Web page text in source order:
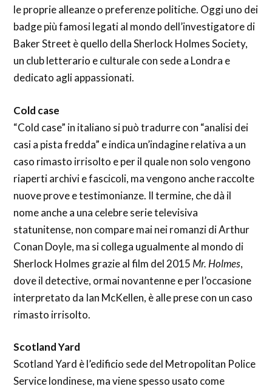
le proprie alleanze o preferenze politiche. Oggi uno dei
badge più famosi legati al mondo dell’investigatore di
Baker Street è quello della Sherlock Holmes Society,
un club letterario e culturale con sede a Londra e
dedicato agli appassionati.
Cold case
“Cold case” in italiano si può tradurre con “analisi dei
casi a pista fredda” e indica un’indagine relativa a un
caso rimasto irrisolto e per il quale non solo vengono
riaperti archivi e fascicoli, ma vengono anche raccolte
nuove prove e testimonianze. Il termine, che dà il
nome anche a una celebre serie televisiva
statunitense, non compare mai nei romanzi di Arthur
Conan Doyle, ma si collega ugualmente al mondo di
Sherlock Holmes grazie al film del 2015 Mr. Holmes,
dove il detective, ormai novantenne e per l’occasione
interpretato da Ian McKellen, è alle prese con un caso
rimasto irrisolto.
Scotland Yard
Scotland Yard è l’edificio sede del Metropolitan Police
Service londinese, ma viene spesso usato come